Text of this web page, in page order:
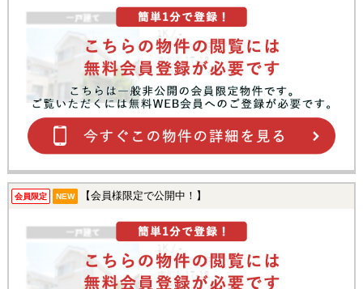
会員限定 NEW 【会員様限定で公開中！】